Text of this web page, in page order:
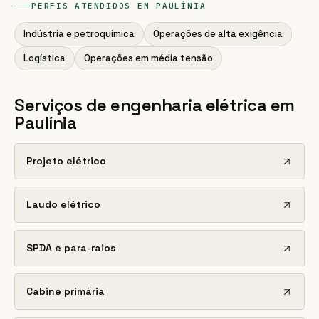
PERFIS ATENDIDOS EMPAULÍNIA
Indústria e petroquímica
Operações de alta exigência
Logística
Operações em média tensão
Serviços de engenharia elétrica em
Paulínia
Projeto elétrico
Laudo elétrico
SPDA e para-raios
Cabine primária